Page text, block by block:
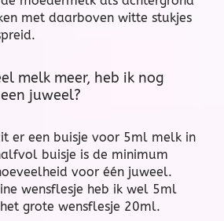
met daarboven witte stukjes
melk meer, heb ik nog
juweel?
er een buisje voor 5ml melk in
buisje is de minimum
voor één juweel.
wensflesje heb ik wel 5ml
grote wensflesje 20ml.